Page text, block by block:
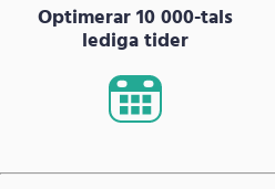
Optimerar 10 000-tals
lediga tider